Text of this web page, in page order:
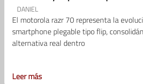
DANIEL
El motorola razr 70 representa la
smartphone plegable tipo flip,
alternativa real dentro
Leer más